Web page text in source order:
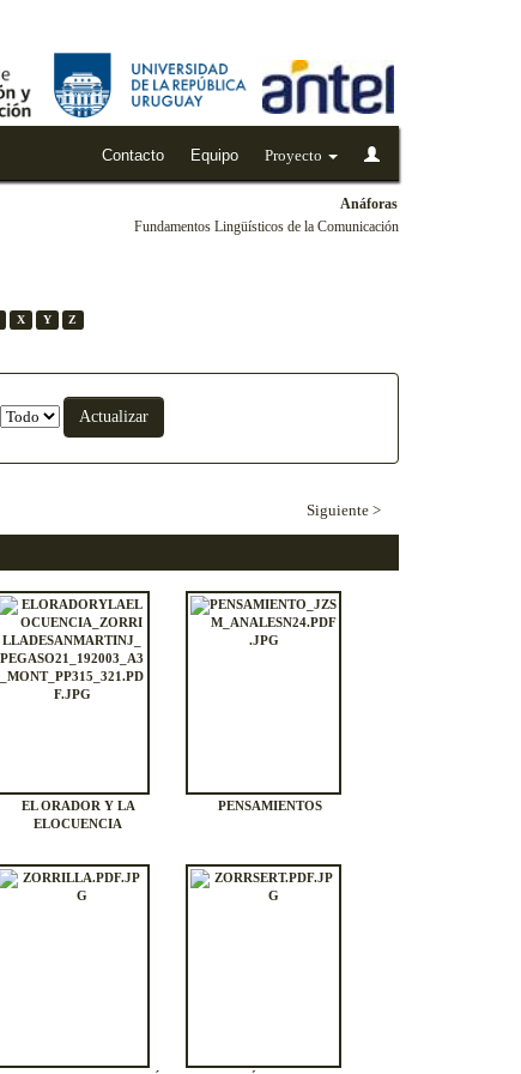
Contacto Equipo Proyecto
Anáforas
Fundamentos Lingüísticos de la Comunicación
X Y Z
Siguiente >
EL ORADOR Y LA
ELOCUENCIA
PENSAMIENTOS